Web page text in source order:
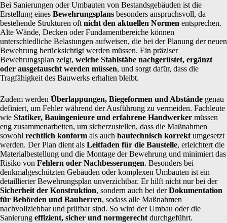
Bei Sanierungen oder Umbauten von Bestandsgebäuden ist die
Erstellung eines Bewehrungsplans besonders anspruchsvoll, da
bestehende Strukturen oft nicht den aktuellen Normen entsprechen.
Alte Wände, Decken oder Fundamentbereiche können
unterschiedliche Belastungen aufweisen, die bei der Planung der neuen
Bewehrung berücksichtigt werden müssen. Ein präziser
Bewehrungsplan zeigt, welche Stahlstäbe nachgerüstet, ergänzt
oder ausgetauscht werden müssen, und sorgt dafür, dass die
Tragfähigkeit des Bauwerks erhalten bleibt.
Zudem werden Überlappungen, Biegeformen und Abstände genau
definiert, um Fehler während der Ausführung zu vermeiden. Fachleute
wie Statiker, Bauingenieure und erfahrene Handwerker müssen
eng zusammenarbeiten, um sicherzustellen, dass die Maßnahmen
sowohl rechtlich konform als auch bautechnisch korrekt umgesetzt
werden. Der Plan dient als Leitfaden für die Baustelle, erleichtert die
Materialbestellung und die Montage der Bewehrung und minimiert das
Risiko von Fehlern oder Nachbesserungen. Besonders bei
denkmalgeschützten Gebäuden oder komplexen Umbauten ist ein
detaillierter Bewehrungsplan unverzichtbar. Er hilft nicht nur bei der
Sicherheit der Konstruktion, sondern auch bei derDokumentation
für Behörden und Bauherren, sodass alle Maßnahmen
nachvollziehbar und prüfbar sind. So wird der Umbau oder die
Sanierung effizient, sicher und normgerecht durchgeführt.